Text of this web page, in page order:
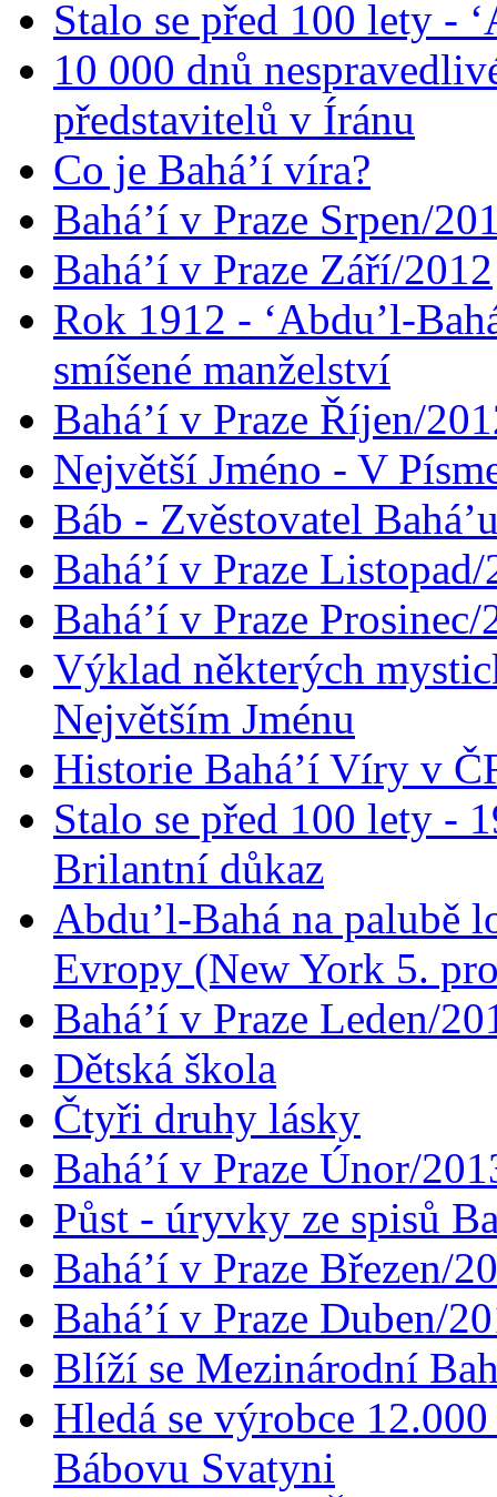
Stalo se před 100 lety -
10 000 dnů
představitelů v Íránu
Co je Bahá’í víra?
Bahá’í v Praze Srpen/
Bahá’í v Praze Září/2012
Rok 1912 - ‘Abdu’l-
smíšené manželství
Bahá’í v Praze Říjen/
Největší Jméno - V
Báb - Zvěstovatel
Bahá’í v Praze
Bahá’í v Praze Prosinec/
Výklad některých
Největším Jménu
Historie Bahá’í Víry v
Stalo se před 100 lety -
Brilantní důkaz
Abdu’l-Bahá na palubě
Evropy (New York 5.
Bahá’í v Praze Leden/
Dětská škola
Čtyři druhy lásky
Bahá’í v Praze Únor/
Půst - úryvky ze spisů
Bahá’í v Praze Březen/
Bahá’í v Praze Duben/
Blíží se Mezinárodní
Hledá se výrobce
Bábovu Svatyni